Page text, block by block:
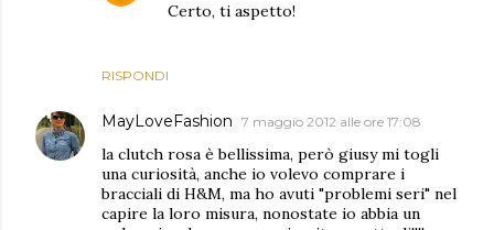
RISPONDI
Certo, ti aspetto!
MayLoveFashion 7 maggio 2012 alle ore 17:08
la clutch rosa è bellissima, però giusy mi togli
una curiosità, anche io volevo comprare i
bracciali di H&M, ma ho avuti "problemi seri" nel
capire la loro misura, nonostate io abbia un